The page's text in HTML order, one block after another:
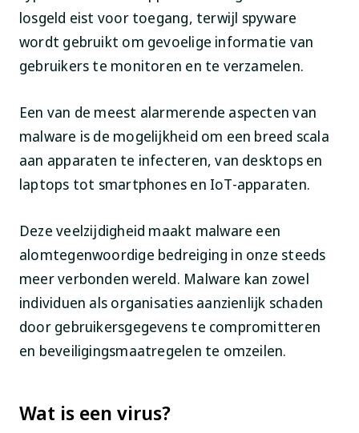
losgeld eist voor toegang, terwijl spyware
wordt gebruikt om gevoelige informatie van
gebruikers te monitoren en te verzamelen.
Een van de meest alarmerende aspecten van
malware is de mogelijkheid om een breed scala
aan apparaten te infecteren, van desktops en
laptops tot smartphones en IoT-apparaten.
Deze veelzijdigheid maakt malware een
alomtegenwoordige bedreiging in onze steeds
meer verbonden wereld. Malware kan zowel
individuen als organisaties aanzienlijk schaden
door gebruikersgegevens te compromitteren
en beveiligingsmaatregelen te omzeilen.
Wat is een virus?